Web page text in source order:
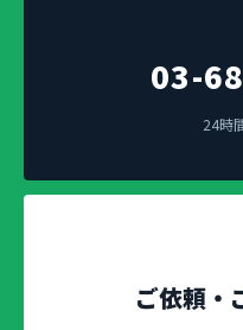
03-
24時
ご依頼・